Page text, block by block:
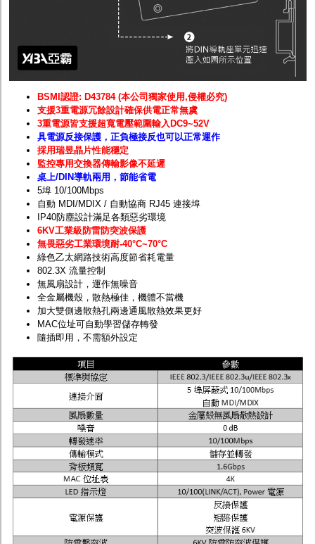
BSMI認證: D43784 (本公司獨家使用,侵權必究)
支援3重電源冗餘設計確保供電正常無虞
3重電源皆支援超寬電壓範圍輸入DC9~52V
具電源反接保護，正負極接反也可以正常運作
採用瑞昱晶片性能穩定
監控專用交換器傳輸影像不延遲
桌上/DIN導軌兩用，節能省電
5埠 10/100Mbps
自動 MDI/MDIX / 自動協商 RJ45 連接埠
IP40防塵設計滿足各類惡劣環境
6KV工業級防雷防突波保護
無畏惡劣工業環境耐-40°C~70°C
綠色乙太網路技術高度節省耗電量
802.3X 流量控制
無風扇設計，運作無噪音
全金屬機殼，散熱極佳，機體不當機
加大雙側邊散熱孔兩邊通風散熱效果更好
MAC位址可自動學習儲存轉發
隨插即用，不需額外設定